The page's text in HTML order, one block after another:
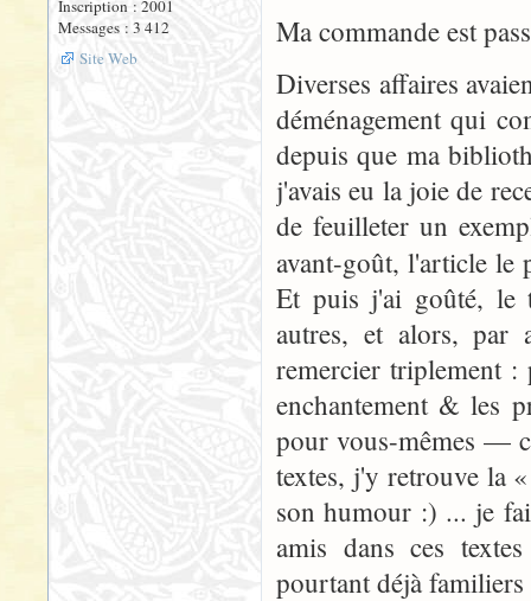
Inscription : 2001
Messages : 3 412
Site Web
Ma commande est
Diverses affaires
déménagement qui
depuis que ma
j'avais eu la joie de
de feuilleter un
avant-goût, l'article
Et puis j'ai goûté, le
autres, et alors, par
remercier triplement
enchantement & les
pour vous-mêmes —
textes, j'y retrouve la
son humour :) ... je
amis dans ces
pourtant déjà